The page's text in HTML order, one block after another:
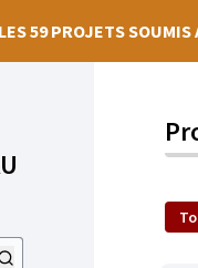
LES 59 PROJETS SOUMIS